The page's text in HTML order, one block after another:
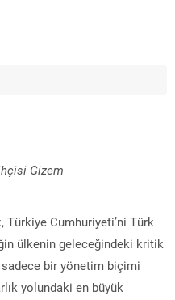
Gizem
Cumhuriyeti’ni Türk
ülkenin geleceğindeki kritik
sadece bir yönetim biçimi
yolundaki en büyük